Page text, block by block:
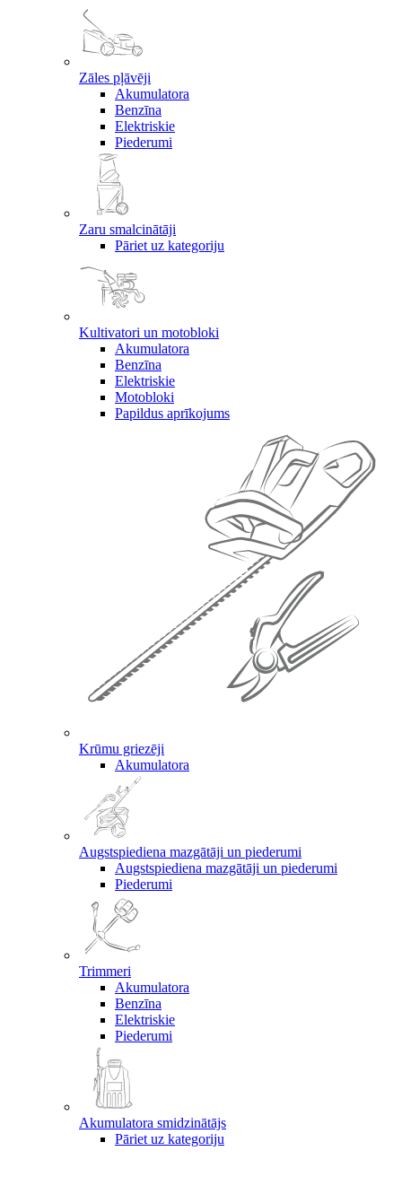
Zāles pļāvēji
Akumulatora
Benzīna
Elektriskie
Piederumi
Zaru smalcinātāji
Pāriet uz kategoriju
Kultivatori un motobloki
Akumulatora
Benzīna
Elektriskie
Motobloki
Papildus aprīkojums
Krūmu griezēji
Akumulatora
Augstspiediena mazgātāji un piederumi
Augstspiediena mazgātāji un piederumi
Piederumi
Trimmeri
Akumulatora
Benzīna
Elektriskie
Piederumi
Akumulatora smidzinātājs
Pāriet uz kategoriju